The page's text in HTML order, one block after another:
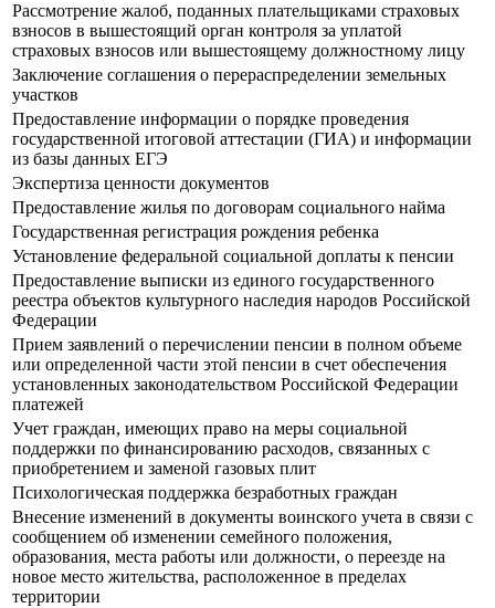
Рассмотрение жалоб, поданных плательщиками страховых
взносов в вышестоящий орган контроля за уплатой
страховых взносов или вышестоящему должностному лицу
Заключение соглашения о перераспределении земельных
участков
Предоставление информации о порядке проведения
государственной итоговой аттестации (ГИА) и информации
из базы данных ЕГЭ
Экспертиза ценности документов
Предоставление жилья по договорам социального найма
Государственная регистрация рождения ребенка
Установление федеральной социальной доплаты к пенсии
Предоставление выписки из единого государственного
реестра объектов культурного наследия народов Российской
Федерации
Прием заявлений о перечислении пенсии в полном объеме
или определенной части этой пенсии в счет обеспечения
установленных законодательством Российской Федерации
платежей
Учет граждан, имеющих право на меры социальной
поддержки по финансированию расходов, связанных с
приобретением и заменой газовых плит
Психологическая поддержка безработных граждан
Внесение изменений в документы воинского учета в связи с
сообщением об изменении семейного положения,
образования, места работы или должности, о переезде на
новое место жительства, расположенное в пределах
территории